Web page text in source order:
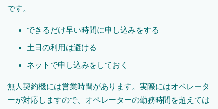
です。
できるだけ早い時間に申し込みをする
土日の利用は避ける
ネットで申し込みをしておく
無人契約機には営業時間があります。実際にはオペレータ
ーが対応しますので、オペレーターの勤務時間を超えては